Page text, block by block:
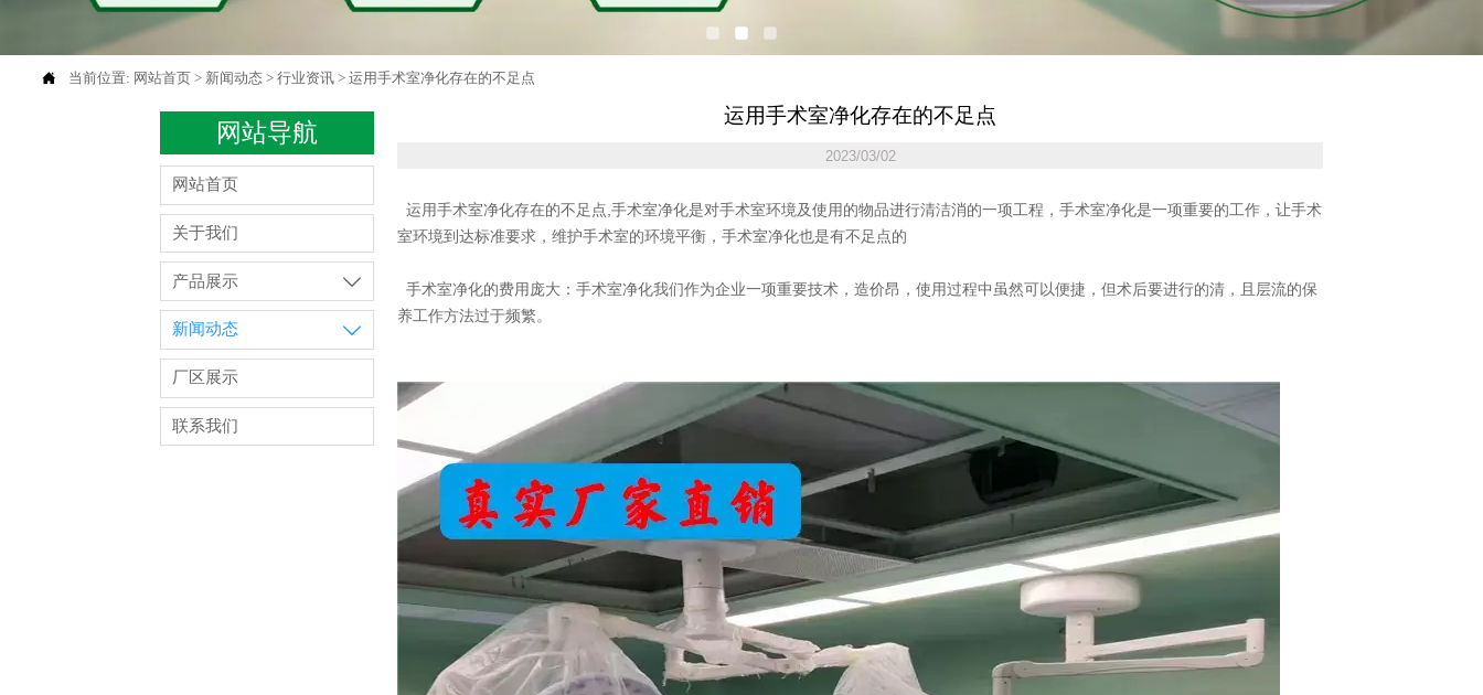
 当前位置: 网站首页> 新闻动态> 行业资讯> 运用手术室净化存在的不足点
网站导航
网站首页
关于我们
产品展示 
新闻动态 
厂区展示
联系我们
运用手术室净化存在的不足点
2023/03/02
运用手术室净化存在的不足点,手术室净化是对手术室环境及使用的物品进行清洁消的一项工程，手术室净化是一项重要的工作，让手术
室环境到达标准要求，维护手术室的环境平衡，手术室净化也是有不足点的
手术室净化的费用庞大：手术室净化我们作为企业一项重要技术，造价昂，使用过程中虽然可以便捷，但术后要进行的清，且层流的保
养工作方法过于频繁。